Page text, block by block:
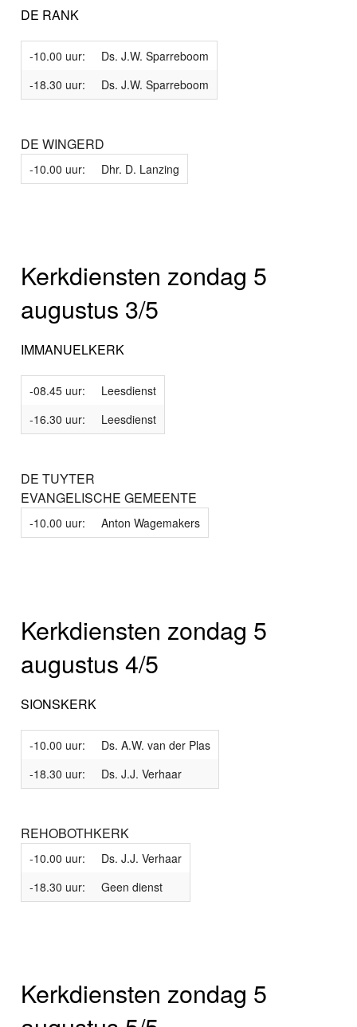
DE RANK
-10.00 uur:
Ds. J.W. Sparreboom
-18.30 uur:
Ds. J.W. Sparreboom
DE WINGERD
-10.00 uur: Dhr. D. Lanzing
Kerkdiensten zondag 5
augustus 3/5
IMMANUELKERK
-08.45 uur:
Leesdienst
-16.30 uur:
Leesdienst
DE TUYTER
EVANGELISCHE GEMEENTE
-10.00 uur: Anton Wagemakers
Kerkdiensten zondag 5
augustus 4/5
SIONSKERK
-10.00 uur:
Ds. A.W. van der Plas
-18.30 uur:
Ds. J.J. Verhaar
REHOBOTHKERK
-10.00 uur:
Ds. J.J. Verhaar
-18.30 uur:
Geen dienst
Kerkdiensten zondag 5